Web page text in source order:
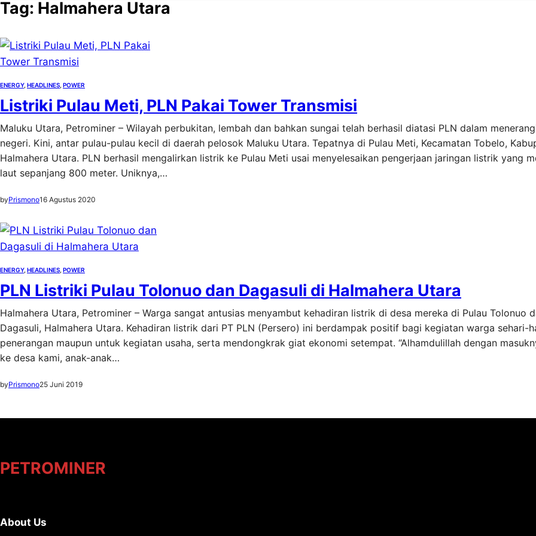
Tag: Halmahera Utara
ENERGY, HEADLINES POWER
Listriki Pulau Meti, PLN Pakai Tower Transmisi
Maluku Utara, Petrominer – Wilayah perbukitan, lembah dan bahkan sungai telah berhasil diatasi PLN dalam
negeri. Kini, antar pulau-pulau kecil di daerah pelosok Maluku Utara. Tepatnya di Pulau Meti, Kecamatan Tobelo,
Halmahera Utara. PLN berhasil mengalirkan listrik ke Pulau Meti usai menyelesaikan pengerjaan jaringan listrik yang
laut sepanjang 800 meter. Uniknya,…
byPrismono16 Agustus 2020
ENERGY, HEADLINES POWER
PLN Listriki Pulau Tolonuo dan Dagasuli di Halmahera Utara
Halmahera Utara, Petrominer – Warga sangat antusias menyambut kehadiran listrik di desa mereka di Pulau Tolonuo
Dagasuli, Halmahera Utara. Kehadiran listrik dari PT PLN (Persero) ini berdampak positif bagi kegiatan warga sehari-
penerangan maupun untuk kegiatan usaha, serta mendongkrak giat ekonomi setempat. “Alhamdulillah dengan
ke desa kami, anak-anak…
byPrismono25 Juni 2019
PETROMINER
About Us